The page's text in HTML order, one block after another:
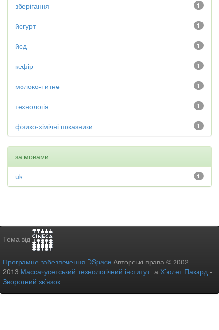
1
зберігання
1
йогурт
1
йод
1
кефір
1
молоко-питне
1
технологія
1
фізико-хімічні показники
за мовами
1
uk
Тема від
Програмне забезпечення DSpace Авторські права © 2002-
2013 Массачусетський технологічний інститутта Х’юлет Пакард -
Зворотний зв’язок